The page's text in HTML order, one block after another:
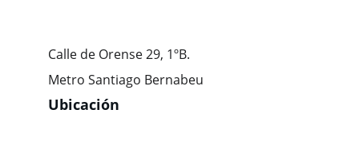
Ubicación
Calle de Orense 29, 1ºB.
Metro Santiago Bernabeu